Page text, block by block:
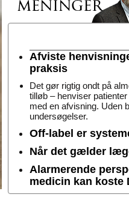
Afviste
praksis
Det gør rigtig ondt på
tilløb – henviser
med en afvisning. Uden
undersøgelser.
Off-label er
Når det gælder
Alarmerende
medicin kan koste